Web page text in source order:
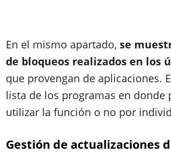
En el mismo apartado, se
de bloqueos realizados en los
que provengan de aplicaciones.
lista de los programas en donde
utilizar la función o no por
Gestión de actualizaciones